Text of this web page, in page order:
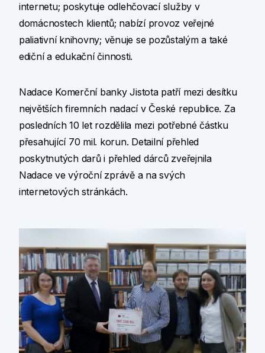
internetu; poskytuje odlehčovací služby v
domácnostech klientů; nabízí provoz veřejné
paliativní knihovny; věnuje se pozůstalým a také
ediční a edukační činnosti.
Nadace Komerční banky Jistota patří mezi desítku
největších firemních nadací v České republice. Za
posledních 10 let rozdělila mezi potřebné částku
přesahující 70 mil. korun. Detailní přehled
poskytnutých darů i přehled dárců zveřejnila
Nadace ve výroční zprávě a na svých
internetových stránkách.